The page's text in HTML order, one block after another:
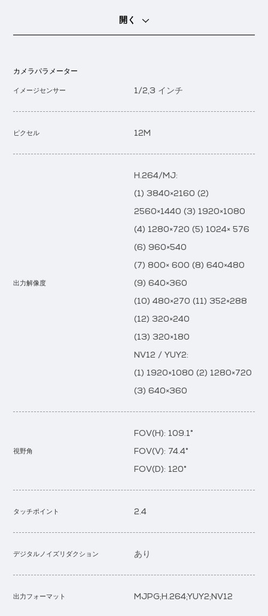
開く
カメラパラメーター
イメージセンサー 1/2,3 インチ
ピクセル 12M
出力解像度
H.264/MJ:
(1) 3840×2160 (2)
2560×1440 (3) 1920×1080
(4) 1280×720 (5) 1024× 576
(6) 960×540
(7) 800× 600 (8) 640×480
(9) 640×360
(10) 480×270 (11) 352×288
(12) 320×240
(13) 320×180
NV12 / YUY2:
(1) 1920×1080 (2) 1280×720
(3) 640×360
視野角
FOV(H): 109.1°
FOV(V): 74.4°
FOV(D): 120°
タッチポイント 2.4
デジタルノイズリダクション あり
出力フォーマット MJPG;H.264;YUY2;NV12